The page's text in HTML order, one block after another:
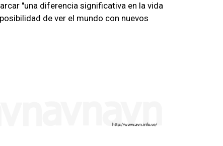
"una diferencia significativa en la vida
de ver el mundo con nuevos